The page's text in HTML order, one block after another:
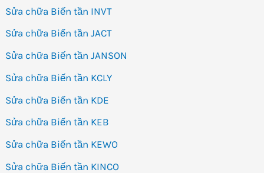
Sửa chữa Biến tần INVT
Sửa chữa Biến tần JACT
Sửa chữa Biến tần JANSON
Sửa chữa Biến tần KCLY
Sửa chữa Biến tần KDE
Sửa chữa Biến tần KEB
Sửa chữa Biến tần KEWO
Sửa chữa Biến tần KINCO